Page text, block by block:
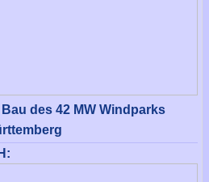
des 42 MW Windparks